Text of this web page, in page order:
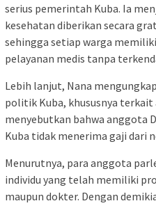
serius pemerintah Kuba. Ia
kesehatan diberikan secara
sehingga setiap warga
pelayanan medis tanpa
Lebih lanjut, Nana
politik Kuba, khususnya
menyebutkan bahwa anggota
Kuba tidak menerima gaji dari
Menurutnya, para anggota
individu yang telah memiliki
maupun dokter. Dengan